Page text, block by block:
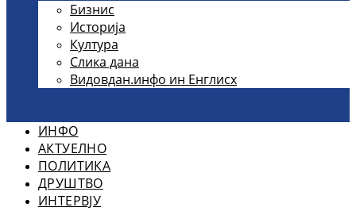
Бизнис
Историја
Култура
Слика дана
Видовдан.инфо ин Енглисх
ИНФО
АКТУЕЛНО
ПОЛИТИКА
ДРУШТВО
ИНТЕРВЈУ